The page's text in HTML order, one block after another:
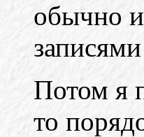
обычно
Потом я
то